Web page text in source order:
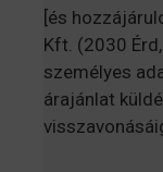
[és
Kft. (2030
személyes
árajánlat